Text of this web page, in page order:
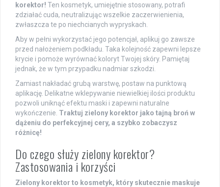
korektor! Ten kosmetyk, umiejętnie stosowany, potrafi
zdziałać cuda, neutralizując wszelkie zaczerwienienia,
zwłaszcza te po niechcianych wypryskach.
Aby w pełni wykorzystać jego potencjał, aplikuj go zawsze
przed nałożeniem podkładu. Taka kolejność zapewni lepsze
krycie i pomoże wyrównać koloryt Twojej skóry. Pamiętaj
jednak, że w tym przypadku nadmiar szkodzi.
Zamiast nakładać grubą warstwę, postaw na punktową
aplikację. Delikatne wklepywanie niewielkiej ilości produktu
pozwoli uniknąć efektu maski i zapewni naturalne
wykończenie. Traktuj zielony korektor jako tajną broń w
dążeniu do perfekcyjnej cery, a szybko zobaczysz
różnicę!
Do czego służy zielony korektor?
Zastosowania i korzyści
Zielony korektor to kosmetyk, który skutecznie maskuje